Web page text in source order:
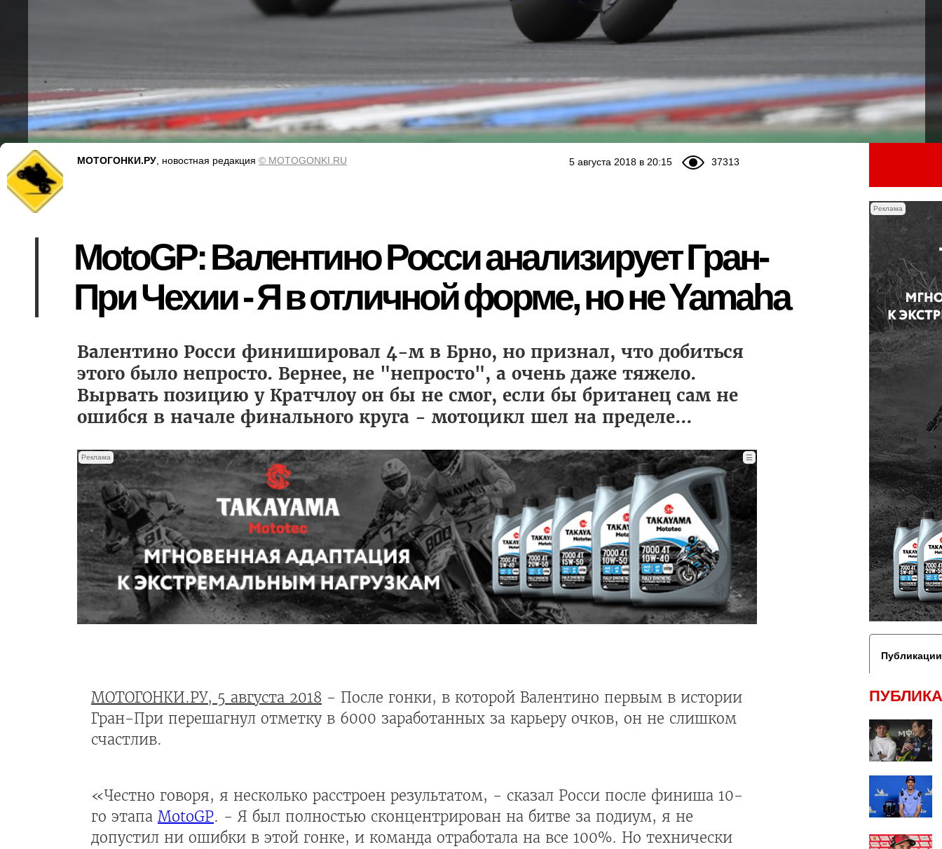
Реклама
37313
5 августа 2018 в 20:15
МОТОГОНКИ.РУ , новостная редакция © MOTOGONKI.RU
MotoGP: Валентино Росси анализирует Гран-
При Чехии - Я в отличной форме, но не Yamaha
Валентино Росси финишировал 4-м в Брно, но признал, что добиться
этого было непросто. Вернее, не "непросто", а очень даже тяжело.
Вырвать позицию у Кратчлоу он бы не смог, если бы британец сам не
ошибся в начале финального круга - мотоцикл шел на пределе...
Реклама ☰
МОТОГОНКИ.РУ, 5 августа 2018 - После гонки, в которой Валентино первым в истории
Гран-При перешагнул отметку в 6000 заработанных за карьеру очков, он не слишком
счастлив.
«Честно говоря, я несколько расстроен результатом, - сказал Росси после финиша 10-
го этапа MotoGP. - Я был полностью сконцентрирован на битве за подиум, я не
допустил ни ошибки в этой гонке, и команда отработала на все 100%. Но технически